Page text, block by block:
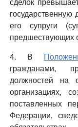
сделок
государственную
его супруги
предшествующих
4. В
гражданами,
должностей на
организациях,
поставленных
Федерации,